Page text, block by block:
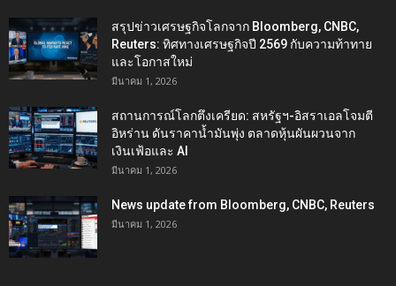
สรุปข่าวเศรษฐกิจโลกจาก Bloomberg, CNBC,
Reuters: ทิศทางเศรษฐกิจปี 2569 กับความท้าทาย
และโอกาสใหม่
มีนาคม 1, 2026
สถานการณ์โลกตึงเครียด: สหรัฐฯ-อิสราเอลโจมตี
อิหร่าน ดันราคาน้ำมันพุ่ง ตลาดหุ้นผันผวนจาก
เงินเฟ้อและ AI
มีนาคม 1, 2026
News update from Bloomberg, CNBC, Reuters
มีนาคม 1, 2026